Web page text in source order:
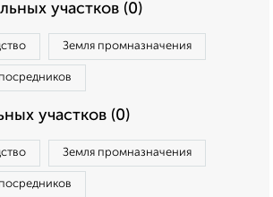
участков (0)
Земля промназначения
участков (0)
Земля промназначения